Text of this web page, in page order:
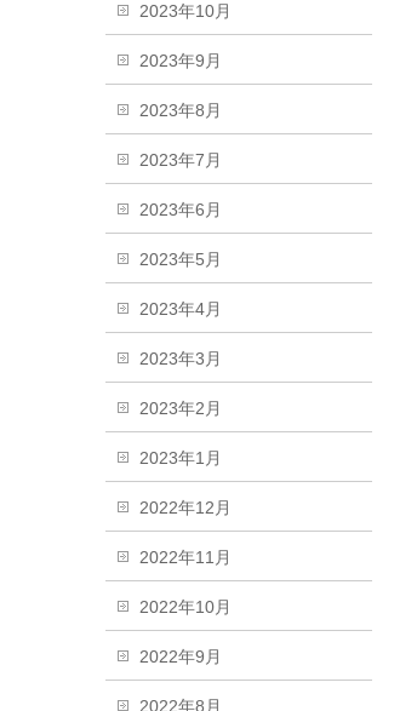
2023年10月
2023年9月
2023年8月
2023年7月
2023年6月
2023年5月
2023年4月
2023年3月
2023年2月
2023年1月
2022年12月
2022年11月
2022年10月
2022年9月
2022年8月